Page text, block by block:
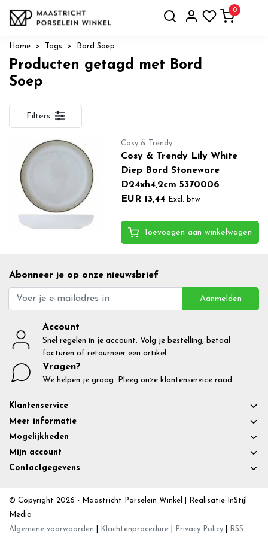
0
Home Tags Bord Soep
Producten getagd met Bord
Soep
Filters
Cosy & Trendy
Cosy & Trendy Lily White
Diep Bord Stoneware
D24xh4,2cm 5370006
EUR 13,44
Excl. btw
Toevoegen aan winkelwagen
Abonneer je op onze nieuwsbrief
Aanmelden
Account
Snel regelen in je account. Volg je bestelling, betaal
facturen of retourneer een artikel.
Vragen?
We helpen je graag. Pleeg onze klantenservice raad
Klantenservice
Meer informatie
Mogelijkheden
Mijn account
Contactgegevens
© Copyright 2026 - Maastricht Porselein Winkel | Realisatie InStijl
Media
Algemene voorwaarden
Klachtenprocedure Privacy Policy RSS